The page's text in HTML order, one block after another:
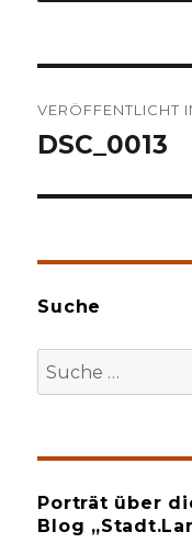
VERÖFFENTLICHT
DSC_0013
Suche
Suche
nach:
Porträt über
Blog